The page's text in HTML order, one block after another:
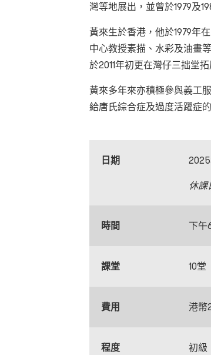
灣等地展出，並曾於1979及
黃來生於香港，他於1979年
中心教授素描、水彩及油畫
於2011年初更在灣仔三拙堂
黃來多年來亦積極參與義工
給唐氏綜合症及過度活躍症
日期
休課
時間 下午
課堂 10堂
費用 港幣
程度 初級